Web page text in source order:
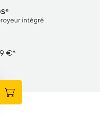
intégré
€*